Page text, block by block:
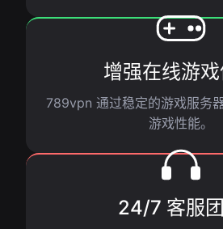
增强在线游
789vpn 通过稳定的游戏服务
游戏性能。
24/7 客服